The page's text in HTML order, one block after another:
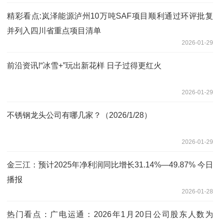
精彩看点:岚泽能源泸州10万吨SAF项目顺利通过环评批复
并列入四川省重点项目清单
2026-01-29
前沿资讯!“冰雪+”玩出新花样 日子过得更红火
2026-01-29
不锈钢龙头公司有哪几家？（2026/1/28）
2026-01-29
金三江：预计2025年净利润同比增长31.14%—49.87% 今日
播报
2026-01-28
热门看点：广电运通：2026年1月20日公司股东人数为